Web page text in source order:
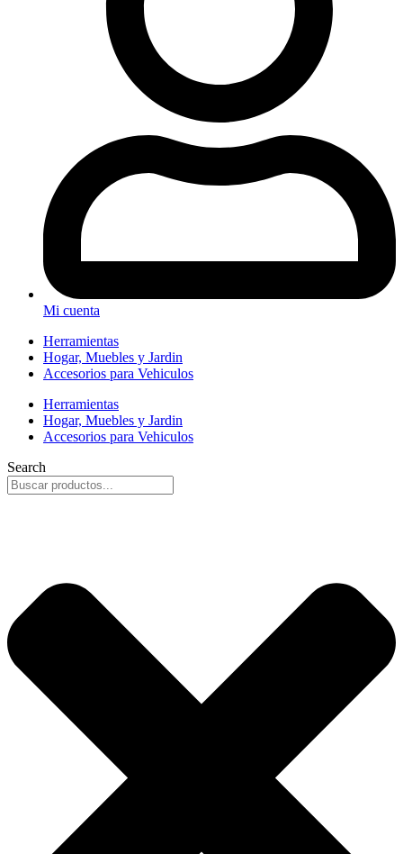
Mi cuenta
Herramientas
Hogar, Muebles y Jardin
Accesorios para Vehiculos
Herramientas
Hogar, Muebles y Jardin
Accesorios para Vehiculos
Search